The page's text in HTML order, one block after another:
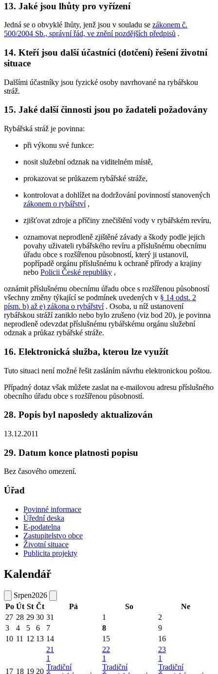
13. Jaké jsou lhůty pro vyřízení
Jedná se o obvyklé lhůty, jenž jsou v souladu se zákonem č.
500/2004 Sb., správní řád, ve znění pozdějších předpisů .
14. Kteří jsou další účastníci (dotčení) řešení životní
situace
Dalšími účastníky jsou fyzické osoby navrhované na rybářskou
stráž.
15. Jaké další činnosti jsou po žadateli požadovány
Rybářská stráž je povinna:
při výkonu své funkce:
nosit služební odznak na viditelném místě,
prokazovat se průkazem rybářské stráže,
kontrolovat a dohlížet na dodržování povinností stanovených
zákonem o rybářství,
zjišťovat zdroje a příčiny znečištění vody v rybářském revíru,
oznamovat neprodleně zjištěné závady a škody podle jejich
povahy uživateli rybářského revíru a příslušnému obecnímu
úřadu obce s rozšířenou působností, který ji ustanovil,
popřípadě orgánu příslušnému k ochraně přírody a krajiny
nebo Policii České republiky ,
oznámit příslušnému obecnímu úřadu obce s rozšířenou působností
všechny změny týkající se podmínek uvedených v § 14 odst. 2
písm. b) až e) zákona o rybářství. Osoba, u níž ustanovení
rybářskou stráží zaniklo nebo bylo zrušeno (viz bod 20), je povinna
neprodleně odevzdat příslušnému rybářskému orgánu služební
odznak a průkaz rybářské stráže.
16. Elektronická služba, kterou lze využít
Tuto situaci není možné řešit zasláním návrhu elektronickou poštou.
Případný dotaz však můžete zaslat na e-mailovou adresu příslušného
obecního úřadu obce s rozšířenou působností.
28. Popis byl naposledy aktualizován
13.12.2011
29. Datum konce platnosti popisu
Bez časového omezení.
Úřad
Povinné informace
Úřední deska
E-podatelna
Zastupitelstvo obce
Životní situace
Publicita projekty
Kalendář
Srpen2026
Po Út St Čt Pá So
Ne
27 28 29 30 31 1
2
3
4 5 6 7 8
9
10 11 12 13 14 15 16
17 18 19 20
21
1
Tradiční
22
1
Tradiční
23
1
Tradiční